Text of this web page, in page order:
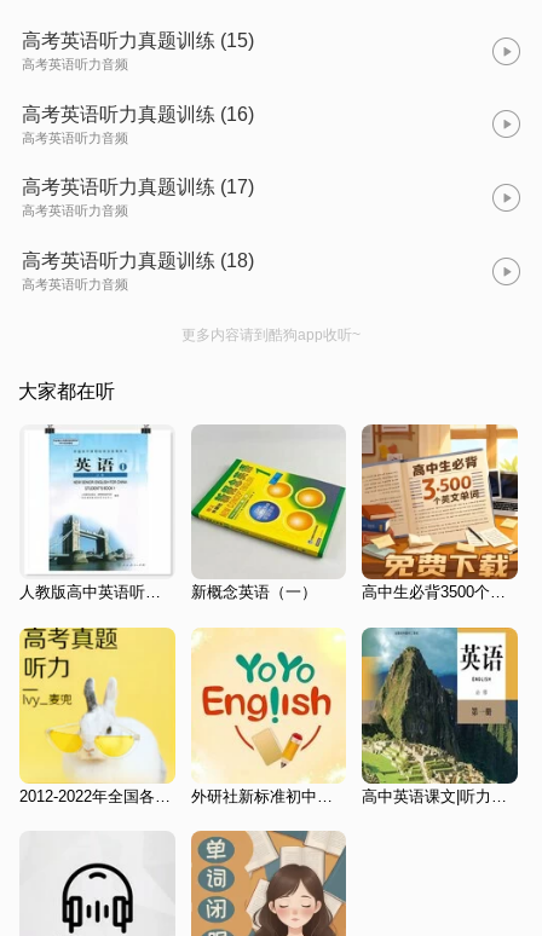
高考英语听力真题训练 (15)
高考英语听力音频
高考英语听力真题训练 (16)
高考英语听力音频
高考英语听力真题训练 (17)
高考英语听力音频
高考英语听力真题训练 (18)
高考英语听力音频
更多内容请到酷狗app收听~
大家都在听
人教版高中英语听力(全日制必修)高一上册 新概念英语（一） 高中生必背3500个单词（2027修版）